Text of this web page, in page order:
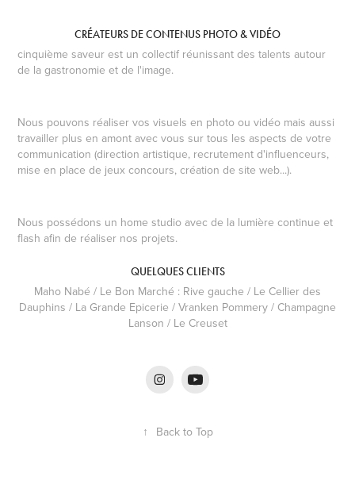
CRÉATEURS DE CONTENUS PHOTO & VIDÉO
cinquième saveur est un collectif réunissant des talents autour
de la gastronomie et de l'image.
Nous pouvons réaliser vos visuels en photo ou vidéo mais aussi
travailler plus en amont avec vous sur tous les aspects de votre
communication (direction artistique, recrutement d'influenceurs,
mise en place de jeux concours, création de site web...).
Nous possédons un home studio avec de la lumière continue et
flash afin de réaliser nos projets.
QUELQUES CLIENTS
Maho Nabé / Le Bon Marché : Rive gauche / Le Cellier des
Dauphins / La Grande Epicerie / Vranken Pommery / Champagne
Lanson / Le Creuset
↑ Back to Top